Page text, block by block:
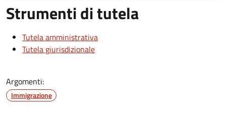
Strumenti di tutela
Tutela amministrativa
Tutela giurisdizionale
Argomenti:
Immigrazione